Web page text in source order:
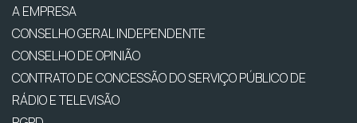
A EMPRESA
CONSELHO GERAL INDEPENDENTE
CONSELHO DE OPINIÃO
CONTRATO DE CONCESSÃO DO SERVIÇO PÚBLICO DE
RÁDIO E TELEVISÃO